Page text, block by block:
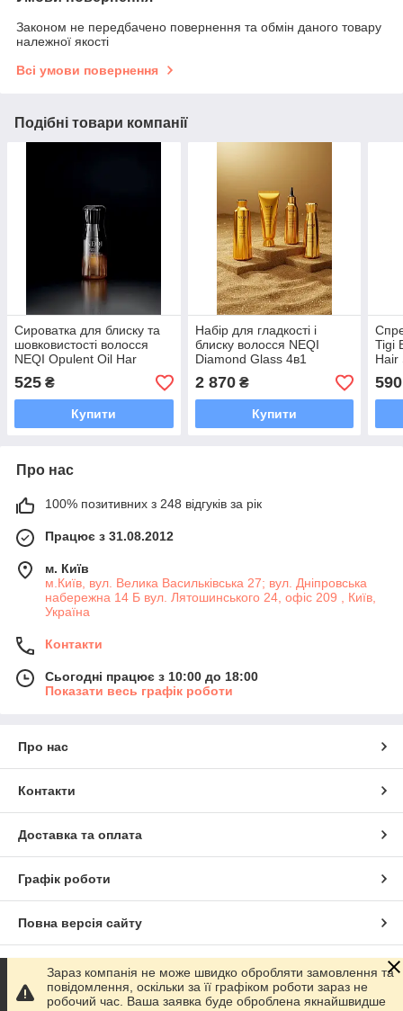
Законом не передбачено повернення та обмін даного товару
належної якості
Всі умови повернення
Подібні товари компанії
Cироватка для блиску та
шовковистості волосся
NEQI Opulent Oil Har
Serum 75ml
525 ₴
Купити
Набір для гладкості і
блиску волосся NEQI
Diamond Glass 4в1
2 870₴
Купити
Tigi
Hair
590
Про нас
100% позитивних з 248 відгуків за рік
Працює з 31.08.2012
м. Київ
м.Київ, вул. Велика Васильківська 27; вул. Дніпровська
набережна 14 Б вул. Лятошинського 24, офіс 209 , Київ,
Україна
Контакти
Сьогодні працює з 10:00 до 18:00
Показати весь графік роботи
Про нас
Контакти
Доставка та оплата
Графік роботи
Повна версія сайту
Сайт створено на маркетплейсіProm.ua
Зараз компанія не може швидко обробляти замовлення та
повідомлення, оскільки за її графіком роботи зараз не
робочий час. Ваша заявка буде оброблена якнайшвидше